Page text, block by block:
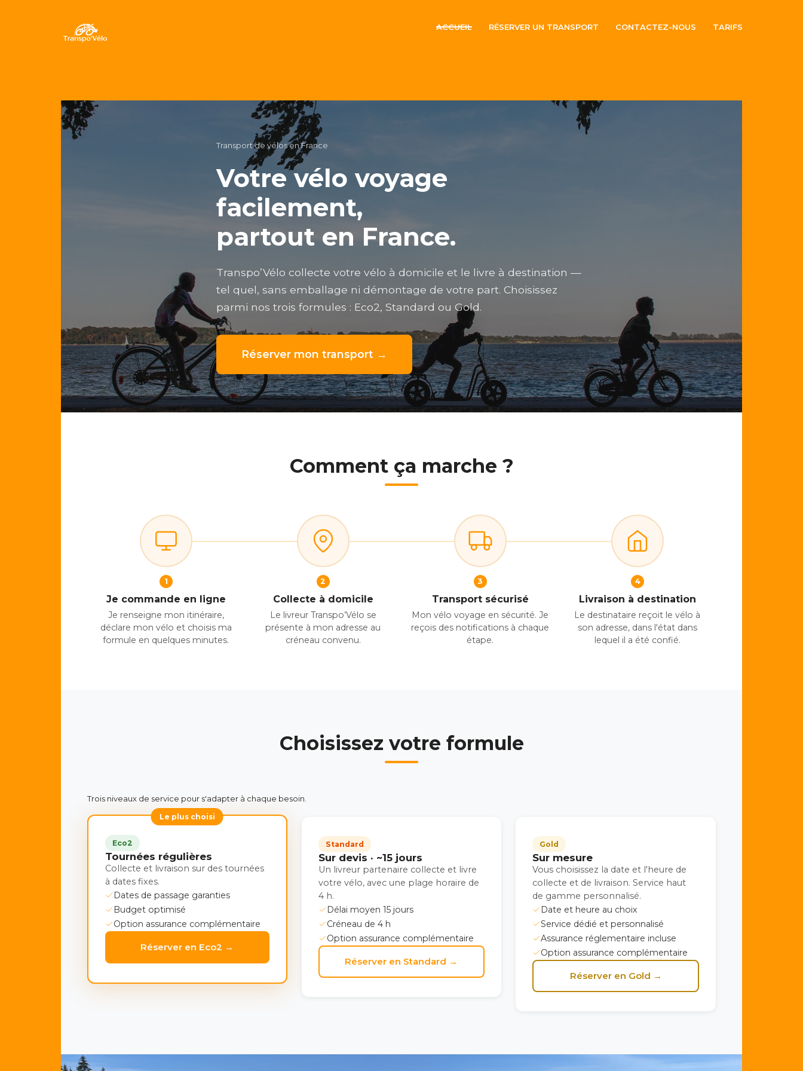
ACCUEIL RÉSERVER UN TRANSPORT CONTACTEZ-NOUS TARIFS
Transport de vélos en France
Votre vélo voyage
facilement,
partout en France.
Transpo’Vélo collecte votre vélo à domicile et le livre à destination —
tel quel, sans emballage ni démontage de votre part. Choisissez
parmi nos trois formules : Eco2, Standard ou Gold.
Réserver mon transport →
Comment ça marche ?
1
Je commande en ligne
Je renseigne mon itinéraire,
déclare mon vélo et choisis ma
formule en quelques minutes.
2
Collecte à domicile
Le livreur Transpo’Vélo se
présente à mon adresse au
créneau convenu.
3
Transport sécurisé
Mon vélo voyage en sécurité. Je
reçois des notifications à chaque
étape.
4
Livraison à destination
Le destinataire reçoit le vélo à
son adresse, dans l'état dans
lequel il a été confié.
Choisissez votre formule
Trois niveaux de service pour s'adapter à chaque besoin.
Le plus choisi
Eco2
Tournées régulières
Collecte et livraison sur des tournées
à dates fixes.
Dates de passage garanties
Budget optimisé
Option assurance complémentaire
Réserver en Eco2 →
Standard
Sur devis · ~15 jours
Un livreur partenaire collecte et livre
votre vélo, avec une plage horaire de
4 h.
Délai moyen 15 jours
Créneau de 4 h
Option assurance complémentaire
Réserver en Standard →
Gold
Sur mesure
Vous choisissez la date et l'heure de
collecte et de livraison. Service haut
de gamme personnalisé.
Date et heure au choix
Service dédié et personnalisé
Assurance réglementaire incluse
Option assurance complémentaire
Réserver en Gold →